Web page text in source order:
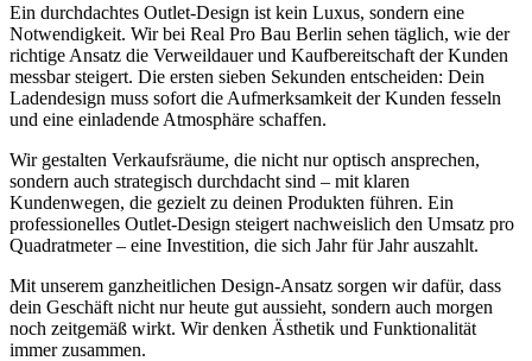
Ein durchdachtes Outlet-Design ist kein Luxus, sondern eine
Notwendigkeit. Wir bei Real Pro Bau Berlin sehen täglich, wie der
richtige Ansatz die Verweildauer und Kaufbereitschaft der Kunden
messbar steigert. Die ersten sieben Sekunden entscheiden: Dein
Ladendesign muss sofort die Aufmerksamkeit der Kunden fesseln
und eine einladende Atmosphäre schaffen.
Wir gestalten Verkaufsräume, die nicht nur optisch ansprechen,
sondern auch strategisch durchdacht sind – mit klaren
Kundenwegen, die gezielt zu deinen Produkten führen. Ein
professionelles Outlet-Design steigert nachweislich den Umsatz pro
Quadratmeter – eine Investition, die sich Jahr für Jahr auszahlt.
Mit unserem ganzheitlichen Design-Ansatz sorgen wir dafür, dass
dein Geschäft nicht nur heute gut aussieht, sondern auch morgen
noch zeitgemäß wirkt. Wir denken Ästhetik und Funktionalität
immer zusammen.